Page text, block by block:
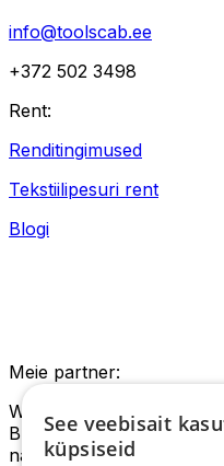
info@toolscab.ee
+372 502 3498
Rent:
Renditingimused
Tekstiilipesuri rent
Blogi
Meie partner:
WiseClean on
Broneeri usaldusväärne
naudi puhast kodu!
See veebisait
küpsiseid